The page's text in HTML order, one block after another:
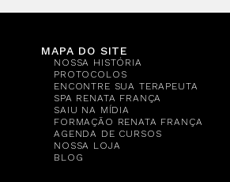
MAPA DO SITE
NOSSA HISTÓRIA
PROTOCOLOS
ENCONTRE SUA TERAPEUTA
SPA RENATA FRANÇA
SAIU NA MÍDIA
FORMAÇÃO RENATA FRANÇA
AGENDA DE CURSOS
NOSSA LOJA
BLOG